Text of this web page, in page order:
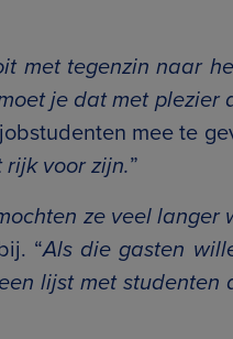
met tegenzin naar
je dat met
mee te
voor zijn.”
ze veel
“Als die gasten
lijst met studenten